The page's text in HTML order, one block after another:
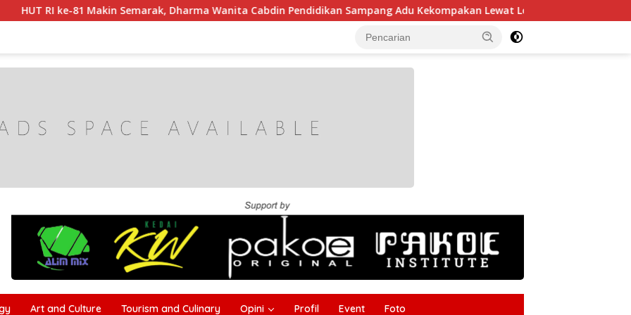
Makin Semarak, Dharma Wanita Cabdin Pendidikan Sampang Adu Kekompakan Lewat Lomba Kereta Balon
Art and Culture Tourism and Culinary Opini Profil Event Foto